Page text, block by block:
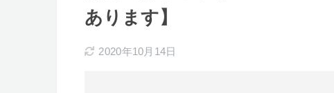
あります】
2020年10月14日